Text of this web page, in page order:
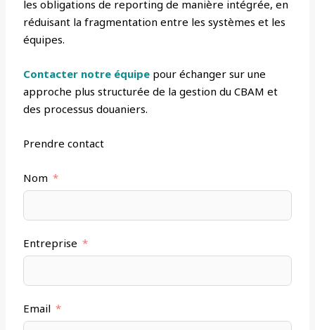
les obligations de reporting de manière intégrée, en
réduisant la fragmentation entre les systèmes et les
équipes.
Contacter notre équipe pour échanger sur une
approche plus structurée de la gestion du CBAM et
des processus douaniers.
Prendre contact
Nom
Entreprise
Email